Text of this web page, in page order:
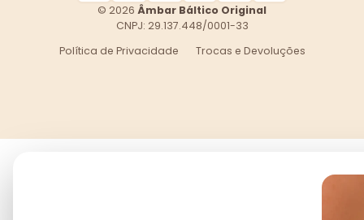
© 2026 Âmbar Báltico Original
CNPJ: 29.137.448/0001-33
Política de Privacidade
Trocas e Devoluções